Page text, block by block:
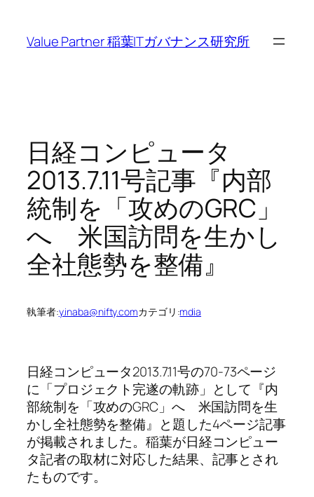
Value Partner 稲葉ITガバナンス研究所
日経コンピュータ
2013.7.11号記事『内部
統制を「攻めのGRC」
へ 米国訪問を生かし
全社態勢を整備』
執筆者:y.inaba@nifty.comカテゴリ:mdia
日経コンピュータ2013.7.11号の70-73ページ
に「プロジェクト完遂の軌跡」として『内
部統制を「攻めのGRC」へ 米国訪問を生
かし全社態勢を整備』と題した4ページ記事
が掲載されました。稲葉が日経コンピュー
タ記者の取材に対応した結果、記事とされ
たものです。